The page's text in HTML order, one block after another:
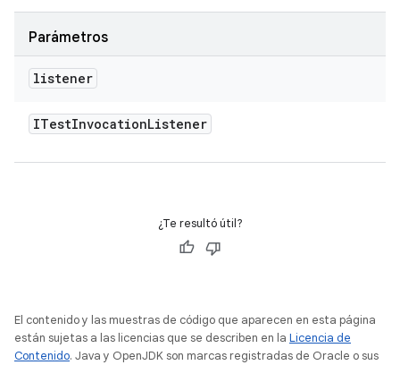
Parámetros
listener
ITestInvocationListener
¿Te resultó útil?
El contenido y las muestras de código que aparecen en esta página
están sujetas a las licencias que se describen en la Licencia de
Contenido. Java y OpenJDK son marcas registradas de Oracle o sus